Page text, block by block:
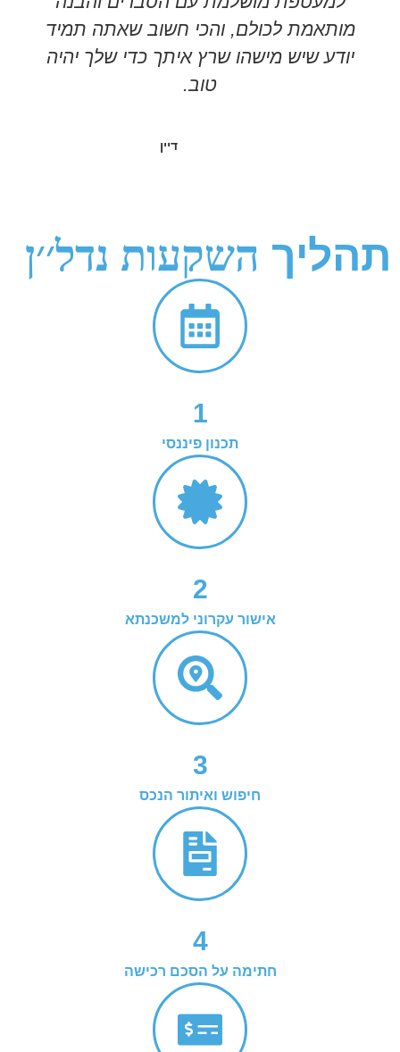
מותאמת לכולם, והכי חשוב שאתה תמיד
יודע שיש מישהו שרץ איתך כדי שלך יהיה
טוב.
דיין
תהליך השקעות נדל׳׳ן
1
תכנון פיננסי
2
אישור עקרוני למשכנתא
3
חיפוש ואיתור הנכס
4
חתימה על הסכם רכישה